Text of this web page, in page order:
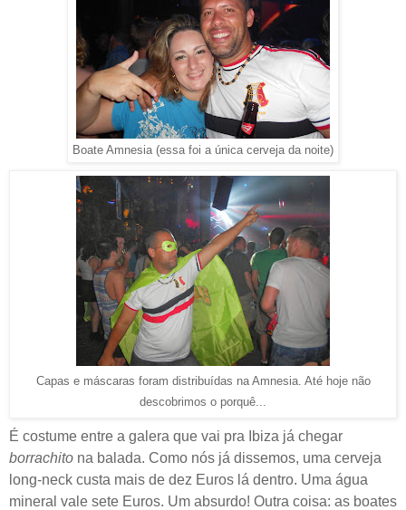
Boate Amnesia (essa foi a única cerveja da noite)
Capas e máscaras foram distribuídas na Amnesia. Até hoje não
descobrimos o porquê...
É costume entre a galera que vai pra Ibiza já chegar
borrachito na balada. Como nós já dissemos, uma cerveja
long-neck custa mais de dez Euros lá dentro. Uma água
mineral vale sete Euros. Um absurdo! Outra coisa: as boates